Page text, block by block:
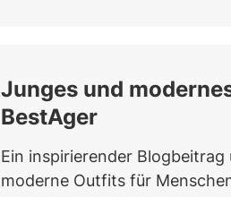
Junges und
BestAger
Ein inspirierender Blogbeitrag
moderne Outfits für